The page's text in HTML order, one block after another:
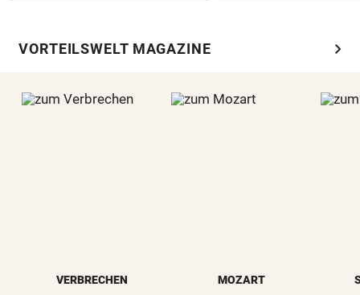
VORTEILSWELT MAGAZINE chevron_right
VERBRECHEN MOZART